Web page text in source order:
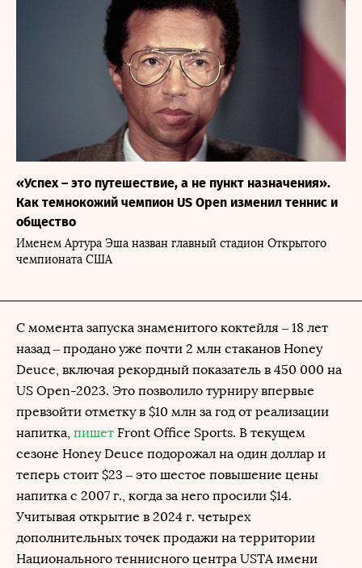
«Успех – это путешествие, а не пункт назначения».
Как темнокожий чемпион US Open изменил теннис и
общество
Именем Артура Эша назван главный стадион Открытого
чемпионата США
С момента запуска знаменитого коктейля – 18 лет
назад – продано уже почти 2 млн стаканов Honey
Deuce, включая рекордный показатель в 450 000 на
US Open-2023. Это позволило турниру впервые
превзойти отметку в $10 млн за год от реализации
напитка, пишет Front Office Sports. В текущем
сезоне Honey Deuce подорожал на один доллар и
теперь стоит $23 – это шестое повышение цены
напитка с 2007 г., когда за него просили $14.
Учитывая открытие в 2024 г. четырех
дополнительных точек продажи на территории
Национального теннисного центра USTA имени